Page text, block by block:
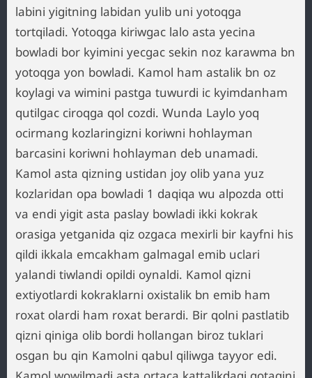
labini yigitning labidan yulib uni yotoqga
tortqiladi. Yotoqga kiriwgac lalo asta yecina
bowladi bor kyimini yecgac sekin noz karawma bn
yotoqga yon bowladi. Kamol ham astalik bn oz
koylagi va wimini pastga tuwurdi ic kyimdanham
qutilgac ciroqga qol cozdi. Wunda Laylo yoq
ocirmang kozlaringizni koriwni hohlayman
barcasini koriwni hohlayman deb unamadi.
Kamol asta qizning ustidan joy olib yana yuz
kozlaridan opa bowladi 1 daqiqa wu alpozda otti
va endi yigit asta paslay bowladi ikki kokrak
orasiga yetganida qiz ozgaca mexirli bir kayfni his
qildi ikkala emcakham galmagal emib uclari
yalandi tiwlandi opildi oynaldi. Kamol qizni
extiyotlardi kokraklarni oxistalik bn emib ham
roxat olardi ham roxat berardi. Bir qolni pastlatib
qizni qiniga olib bordi hollangan biroz tuklari
osgan bu qin Kamolni qabul qiliwga tayyor edi.